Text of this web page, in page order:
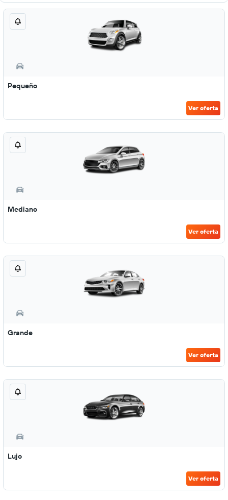
Pequeño
Ver oferta
Mediano
Ver oferta
Grande
Ver oferta
Lujo
Ver oferta